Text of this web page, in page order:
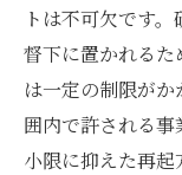
トは不可欠です
督下に置かれる
は一定の制限が
囲内で許される
小限に抑えた再起